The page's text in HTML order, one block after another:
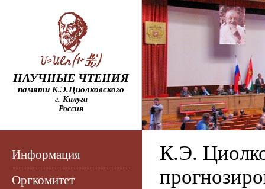
НАУЧНЫЕ ЧТЕНИЯ
памяти К.Э.Циолковского
г. Калуга
Россия
Информация
Оргкомитет
К.Э.